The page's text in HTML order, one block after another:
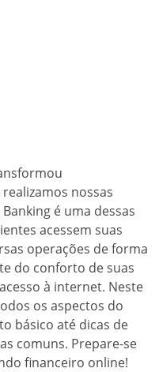
nossas
é uma dessas
acessem suas
operações de forma
do conforto de suas
à internet. Neste
os aspectos do
básico até dicas de
comuns. Prepare-se
financeiro online!